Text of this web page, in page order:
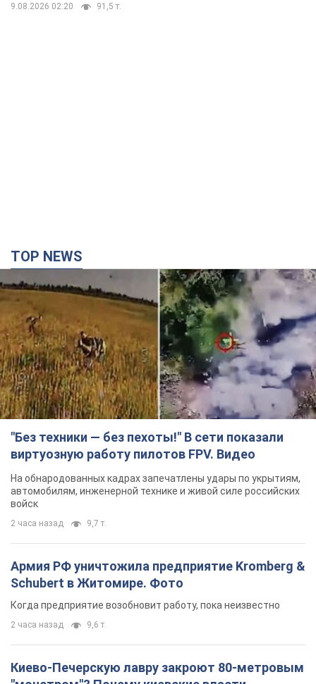
9.08.2026 02:20 91,5 т.
TOP NEWS
"Без техники — без пехоты!" В сети показали
виртуозную работу пилотов FPV. Видео
На обнародованных кадрах запечатлены удары по укрытиям,
автомобилям, инженерной технике и живой силе российских
войск
2 часа назад 9,7 т.
Армия РФ уничтожила предприятие Kromberg &
Schubert в Житомире. Фото
Когда предприятие возобновит работу, пока неизвестно
2 часа назад 9,6 т.
Киево-Печерскую лавру закроют 80-метровым